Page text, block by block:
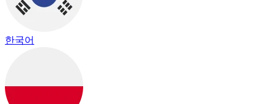
한국어